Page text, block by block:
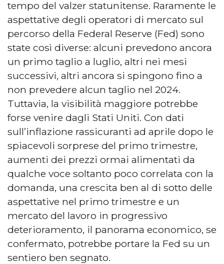
tempo del valzer statunitense. Raramente le
aspettative degli operatori di mercato sul
percorso della Federal Reserve (Fed) sono
state così diverse: alcuni prevedono ancora
un primo taglio a luglio, altri nei mesi
successivi, altri ancora si spingono fino a
non prevedere alcun taglio nel 2024.
Tuttavia, la visibilità maggiore potrebbe
forse venire dagli Stati Uniti. Con dati
sull’inflazione rassicuranti ad aprile dopo le
spiacevoli sorprese del primo trimestre,
aumenti dei prezzi ormai alimentati da
qualche voce soltanto poco correlata con la
domanda, una crescita ben al di sotto delle
aspettative nel primo trimestre e un
mercato del lavoro in progressivo
deterioramento, il panorama economico, se
confermato, potrebbe portare la Fed su un
sentiero ben segnato.